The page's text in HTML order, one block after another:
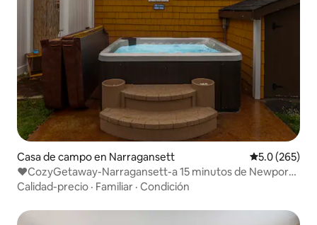
Casa de campo en Narragansett Calificación
5.0 (265)
♥CozyGetaway-Narragansett-a 15 minutos de Newport-
Bañera de hidromasaje♛
Calidad-precio · Familiar · Condición